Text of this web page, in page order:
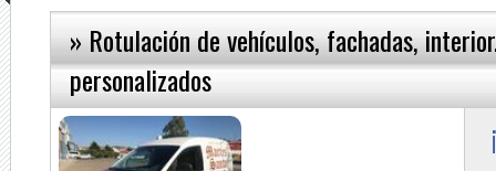
» Rotulación de vehículos, fachadas,
personalizados